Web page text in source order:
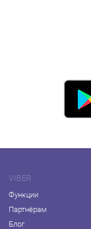
VIBER
Функции
Партнёрам
Блог